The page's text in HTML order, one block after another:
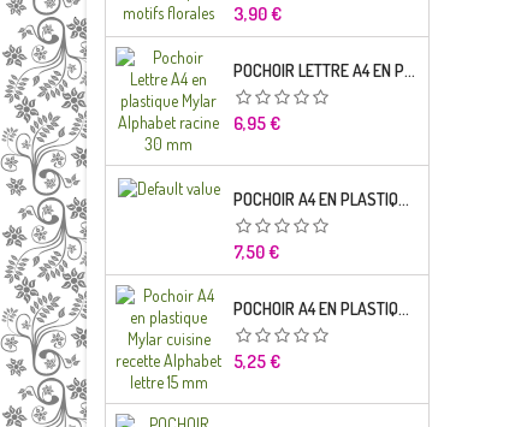
Prix
3,90 €
POCHOIR LETTRE A4 EN PLASTIQUE MYLAR ALPHABET RACINE 30 MM
Prix
6,95 €
POCHOIR A4 EN PLASTIQUE MYLAR ALPHABET LETTRE TYPO SEGOE 25 MM
Prix
7,50 €
POCHOIR A4 EN PLASTIQUE MYLAR CUISINE RECETTE ALPHABET LETTRE 15 MM
Prix
5,25 €